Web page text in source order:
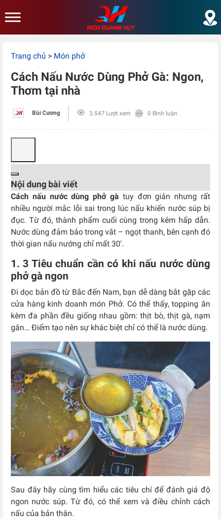
Trang chủ > Món phở
Cách Nấu Nước Dùng Phở Gà: Ngon,
Thơm tại nhà
Bùi Cương 3.547 Lượt xem 0 Bình luận
Nội dung bài viết
Cách nấu nước dùng phở gà tuy đơn giản nhưng rất
nhiều người mắc lỗi sai trong lúc nấu khiến nước súp bị
đục. Từ đó, thành phẩm cuối cùng trong kém hấp dẫn.
Nước dùng đảm bảo trong vắt – ngọt thanh, bên cạnh đó
thời gian nấu nướng chỉ mất 30′.
1. 3 Tiêu chuẩn cần có khi nấu nước dùng
phở gà ngon
Đi dọc bản đồ từ Bắc đến Nam, bạn dễ dàng bắt gặp các
cửa hàng kinh doanh món Phở. Có thể thấy, topping ăn
kèm đa phần đều giống nhau gồm: thịt bò, thịt gà, nạm
gân… Điểm tạo nên sự khác biệt chỉ có thể là nước dùng.
Sau đây hãy cùng tìm hiểu các tiêu chí để đánh giá độ
ngon nước súp. Từ đó, có thể xem và điều chỉnh cách
nấu của bản thân.